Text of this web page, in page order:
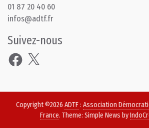
01 87 20 40 60
infos@adtf.fr
Suivez-nous
Facebook
X
Copyright ©2026 ADTF: Association
France. Theme: Simple News by